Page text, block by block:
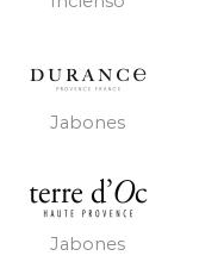
Jabones
Jabones